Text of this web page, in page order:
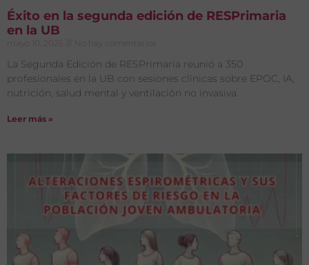
Éxito en la segunda edición de RESPrimaria
en la UB
mayo 10, 2025 No hay comentarios
La Segunda Edición de RESPrimaria reunió a 350
profesionales en la UB con sesiones clínicas sobre EPOC, IA,
nutrición, salud mental y ventilación no invasiva.
Leer más »